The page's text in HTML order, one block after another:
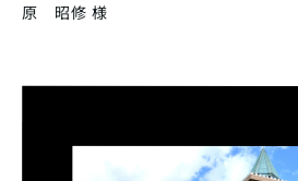
原 昭修 様